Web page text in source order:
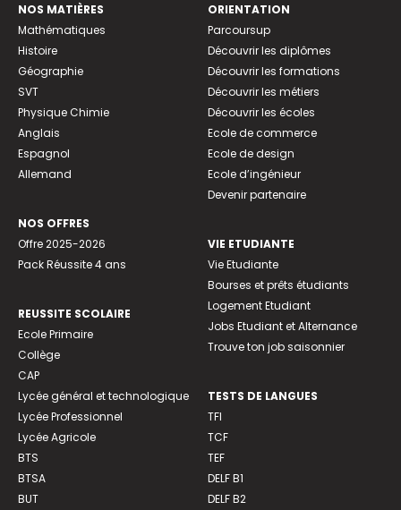
NOS MATIÈRES
Mathématiques
Histoire
Géographie
SVT
Physique Chimie
Anglais
Espagnol
Allemand
NOS OFFRES
Offre 2025-2026
Pack Réussite 4 ans
REUSSITE SCOLAIRE
Ecole Primaire
Collège
CAP
Lycée général et technologique
Lycée Professionnel
Lycée Agricole
BTS
BTSA
BUT
ORIENTATION
Parcoursup
Découvrir les diplômes
Découvrir les formations
Découvrir les métiers
Découvrir les écoles
Ecole de commerce
Ecole de design
Ecole d’ingénieur
Devenir partenaire
VIE ETUDIANTE
Vie Etudiante
Bourses et prêts étudiants
Logement Etudiant
Jobs Etudiant et Alternance
Trouve ton job saisonnier
TESTS DE LANGUES
TFI
TCF
TEF
DELF B1
DELF B2